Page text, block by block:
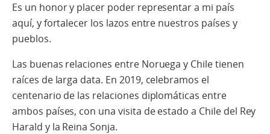
Es un honor y placer poder representar a mi país
aquí, y fortalecer los lazos entre nuestros países y
pueblos.
Las buenas relaciones entre Noruega y Chile tienen
raíces de larga data. En 2019, celebramos el
centenario de las relaciones diplomáticas entre
ambos países, con una visita de estado a Chile del Rey
Harald y la Reina Sonja.